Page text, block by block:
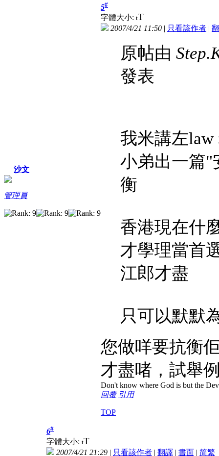
沙文
管理員
5#
字體大小: tT
2007/4/21 11:50 | 只看該作者 |
原帖由
發表
我米講左
小弟出一篇"
衡
香港現在什
才學理當首
江郎才盡
只可以默默
您做咩要抗衡
才盡啫，試舉
Don't know where God is but the
回覆 引用
TOP
6#
字體大小: tT
2007/4/21 21:29 | 只看該作者 | 翻譯 | 書面 | 简繁